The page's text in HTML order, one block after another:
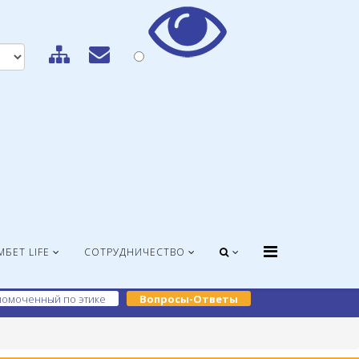
LIFE СОТРУДНИЧЕСТВО
по этике Вопросы-Ответы